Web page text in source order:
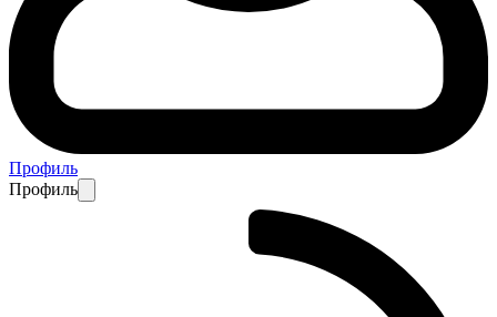
Профиль
Профиль